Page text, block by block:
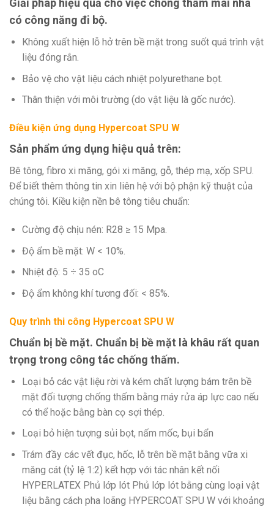
Giải pháp hiệu quả cho việc chống thấm mái nhà
có công năng đi bộ.
Không xuất hiện lỗ hở trên bề mặt trong suốt quá trình vật
liệu đóng rắn.
Bảo vệ cho vật liệu cách nhiệt polyurethane bọt.
Thân thiện với môi trường (do vật liệu là gốc nước).
Điều kiện ứng dụng Hypercoat SPU W
Sản phẩm ứng dụng hiệu quả trên:
Bê tông, fibro xi măng, gói xi măng, gỗ, thép mạ, xốp SPU.
Để biết thêm thông tin xin liên hệ với bộ phận kỹ thuật của
chúng tôi. Kiều kiện nền bê tông tiêu chuẩn:
Cường độ chịu nén: R28 ≥ 15 Mpa.
Độ ẩm bề mặt: W < 10%.
Nhiệt độ: 5 ÷ 35 oC
Độ ẩm không khí tương đối: < 85%.
Quy trình thi công Hypercoat SPU W
Chuẩn bị bề mặt. Chuẩn bị bề mặt là khâu rất quan
trọng trong công tác chống thấm.
Loại bỏ các vật liệu rời và kém chất lượng bám trên bề
mặt đối tượng chống thấm bằng máy rửa áp lực cao nếu
có thể hoặc bằng bàn cọ sợi thép.
Loại bỏ hiện tượng sủi bọt, nấm mốc, bụi bẩn
Trám đầy các vết đục, hốc, lỗ trên bề mặt bằng vữa xi
măng cát (tỷ lệ 1:2) kết hợp với tác nhân kết nối
HYPERLATEX Phủ lớp lót Phủ lớp lót bằng cùng loại vật
liệu bằng cách pha loãng HYPERCOAT SPU W với khoảng